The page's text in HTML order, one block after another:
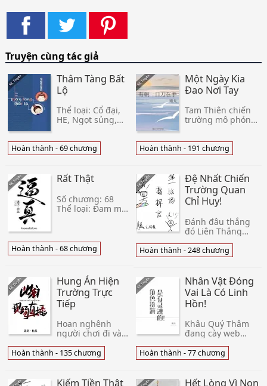
Truyện cùng tác giả
Thâm Tàng Bất
Lộ
Thể loại: Cổ đại,
HE, Ngọt sủng,
Hài, Nhẹ nhàng,
Hoán đổi linh hồn,
Vả mặt. Tình
Hoàn thành. Số
chương: 66c
Hoàn thành - 69 chương
Một Ngày Kia
Đao Nơi Tay
Tam Thiên chiến
trường mô phỏng
diễn đàn 【 bát
quái 】 ngày hôm
nay tại đại hội
thi đấu đăng
nhập cửa vào, ta
nh
Hoàn thành - 191 chương
Rất Thật
Số chương: 68
Thể loại: Đam mỹ,
Sảng văn, Nhẹ
nhàng Editor: _V_
Trạch Văn n
Hoàn thành - 68 chương
Đệ Nhất Chiến
Trường Quan
Chỉ Huy!
Đánh đâu thắng
đó Liên Thắng
khi xuyên qua đến
liên minh đại học
huy. Tại Toàn
Chân mô phỏng
hệ thống bên
Hoàn thành - 248 chương
Hung Án Hiện
Trường Trực
Tiếp
Hoan nghênh
người chơi đi vào
phỏng trực tiếp
trò chơi 【 hung
phân tích 】
Hoàn thành - 135 chương
Nhân Vật Đóng
Vai Là Có Linh
Hồn!
Khâu Quý Thâm
đang cày web
giao diện nhảy ra
một cái quảng cáo
là một cái RPG. 【
Hoàn thành - 77 chương
Kiếm Tiền Thật Hết Lòng Vì Non